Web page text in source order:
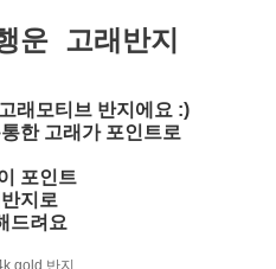
운 고래반지
래모티브 반지에요 :)
한 고래가 포인트로
포인트
지로
드려요
gold 반지